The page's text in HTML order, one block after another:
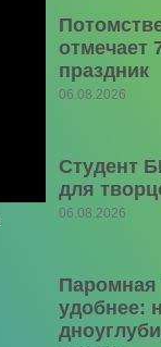
отмечает
праздник
06.08.2026
Студент
для
06.08.2026
Паромная
удобнее: